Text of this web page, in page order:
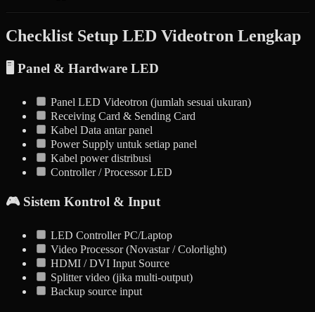
Checklist Setup LED Videotron Lengkap
🖥️ Panel & Hardware LED
Panel LED Videotron (jumlah sesuai ukuran)
Receiving Card & Sending Card
Kabel Data antar panel
Power Supply untuk setiap panel
Kabel power distribusi
Controller / Processor LED
🎮 Sistem Kontrol & Input
LED Controller PC/Laptop
Video Processor (Novastar / Colorlight)
HDMI / DVI Input Source
Splitter video (jika multi-output)
Backup source input